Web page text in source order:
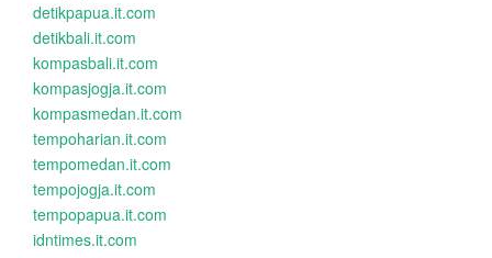
detikpapua.it.com
detikbali.it.com
kompasbali.it.com
kompasjogja.it.com
kompasmedan.it.com
tempoharian.it.com
tempomedan.it.com
tempojogja.it.com
tempopapua.it.com
idntimes.it.com